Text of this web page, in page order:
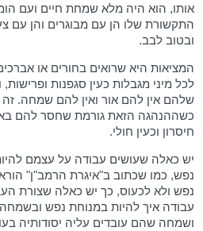
אותו, הוא היה מלא שמחת חיים ועם
התקשורת שלו הן עם מבוגרים והן עם
ובטוב לבב.
המציאות היא שרואים בחורים או
לכל מיני מגבלות כעין סגפנות
שלהם אין להם אור ואין להם שמחה.
כשההנהגה הזאת גורמת שחסר להם
חיסרון וכעין חולי.
יש כאלה שעושים עבודה על עצמם
נפש, כמו שכתוב ב"איגרת הרמב"ן"
נפש ולא לכעוס, כך יש כאלה שצורת
עבודה איך להיות במנוחת נפש
ושמחה שהם עובדים עליה יסודותיה